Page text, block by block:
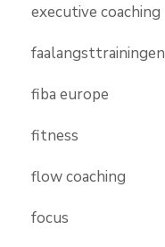
executive coaching
faalangsttrainingen
fiba europe
fitness
flow coaching
focus